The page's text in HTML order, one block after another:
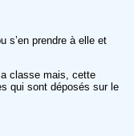
s’en prendre à elle et
classe mais, cette
qui sont déposés sur le